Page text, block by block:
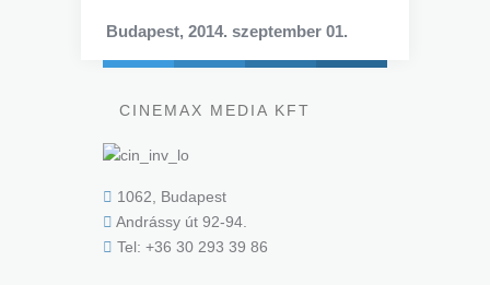
Budapest, 2014. szeptember 01.
CINEMAX MEDIA KFT
1062, Budapest
Andrássy út 92-94.
Tel: +36 30 293 39 86